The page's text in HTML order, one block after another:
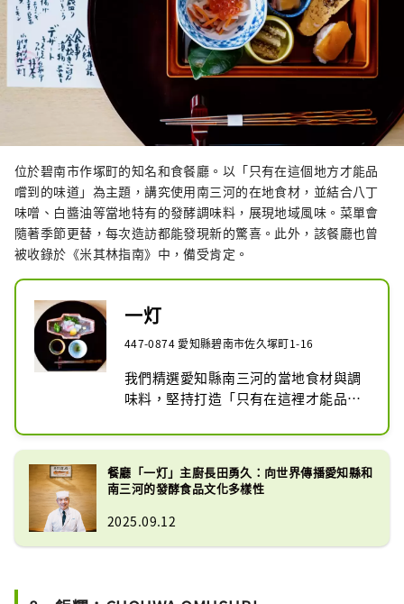
位於碧南市作塚町的知名和食餐廳。以「只有在這個地方才能品
嚐到的味道」為主題，講究使用南三河的在地食材，並結合八丁
味噌、白醬油等當地特有的發酵調味料，展現地域風味。菜單會
隨著季節更替，每次造訪都能發現新的驚喜。此外，該餐廳也曾
被收錄於《米其林指南》中，備受肯定。
一灯
447-0874 愛知縣碧南市佐久塚町1-16
我們精選愛知縣南三河的當地食材與調
味料，堅持打造「只有在這裡才能品嚐
單，呈現時令美味。經典的和食料理與
的味覺體驗。此外，我們也曾榮獲《米
其林指南》的推薦，深受饕客肯定。
餐廳「一灯」主廚長田勇久：向世界傳播愛知縣和
南三河的發酵食品文化多樣性
2025.09.12